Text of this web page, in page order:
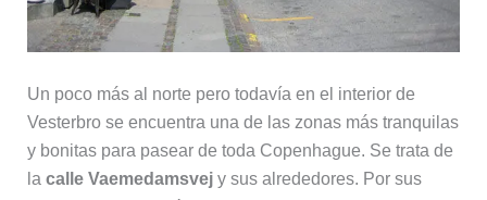
Un poco más al norte pero todavía en el interior de
Vesterbro se encuentra una de las zonas más tranquilas
y bonitas para pasear de toda Copenhague. Se trata de
la calle Vaemedamsvejy sus alrededores. Por sus